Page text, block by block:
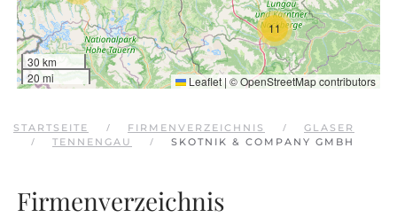
11
30 km
20 mi
Leaflet | ©OpenStreetMapcontributors
STARTSEITE FIRMENVERZEICHNIS
GLASER
TENNENGAU
SKOTNIK & COMPANY GMBH
Firmenverzeichnis